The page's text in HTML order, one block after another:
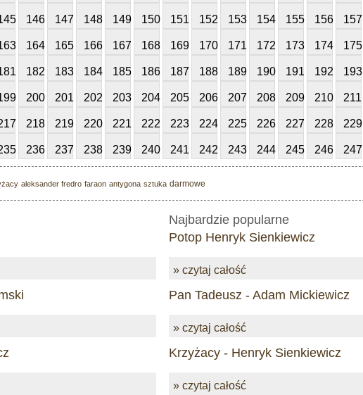
146 147 148 149 150 151 152 153 154 155 156 157
164 165 166 167 168 169 170 171 172 173 174 175
182 183 184 185 186 187 188 189 190 191 192 193
200 201 202 203 204 205 206 207 208 209 210 211
218 219 220 221 222 223 224 225 226 227 228 229
236 237 238 239 240 241 242 243 244 245 246 247
aleksander fredro faraon antygona sztuka darmowe
Najbardzie popularne
Potop Henryk Sienkiewicz
» czytaj całość
Pan Tadeusz - Adam Mickiewicz
» czytaj całość
Krzyżacy - Henryk Sienkiewicz
» czytaj całość